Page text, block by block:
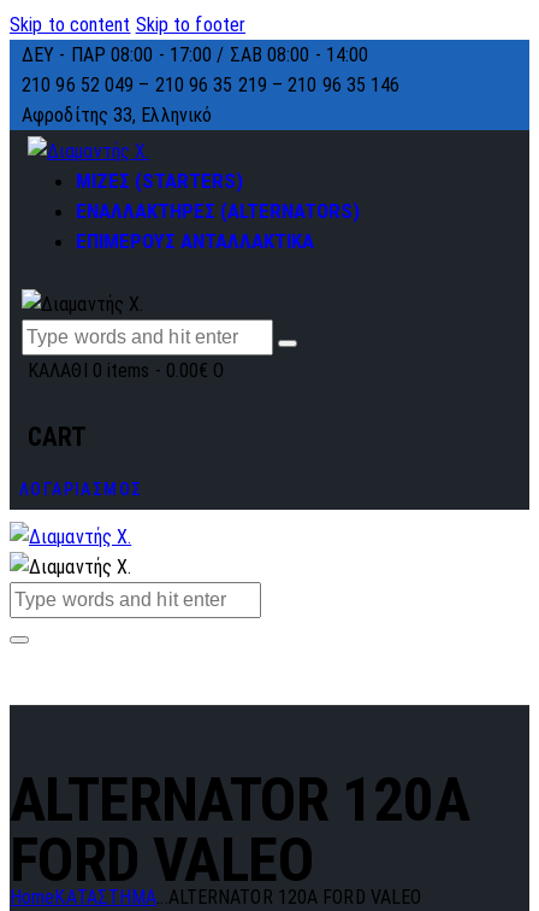
Skip to content Skip to footer
ΔΕΥ - ΠΑΡ 08:00 - 17:00 / ΣΑΒ 08:00 - 14:00
210 96 52 049 – 210 96 35 219 –210 96 35 146
Αφροδίτης 33, Ελληνικό
ΜΙΖΕΣ (STARTERS)
ΕΝΑΛΛΑΚΤΗΡΕΣ (ALTERNATORS)
ΕΠΙΜΕΡΟΥΣ ΑΝΤΑΛΛΑΚΤΙΚΑ
ΚΑΛΑΘΙ 0 items - 0.00€ 0
CART
ΛΟΓΑΡΙΑΣΜΟΣ
ALTERNATOR 120A
FORD VALEO
Home ΚΑΤΑΣΤΗΜΑ...ALTERNATOR 120A FORD VALEO